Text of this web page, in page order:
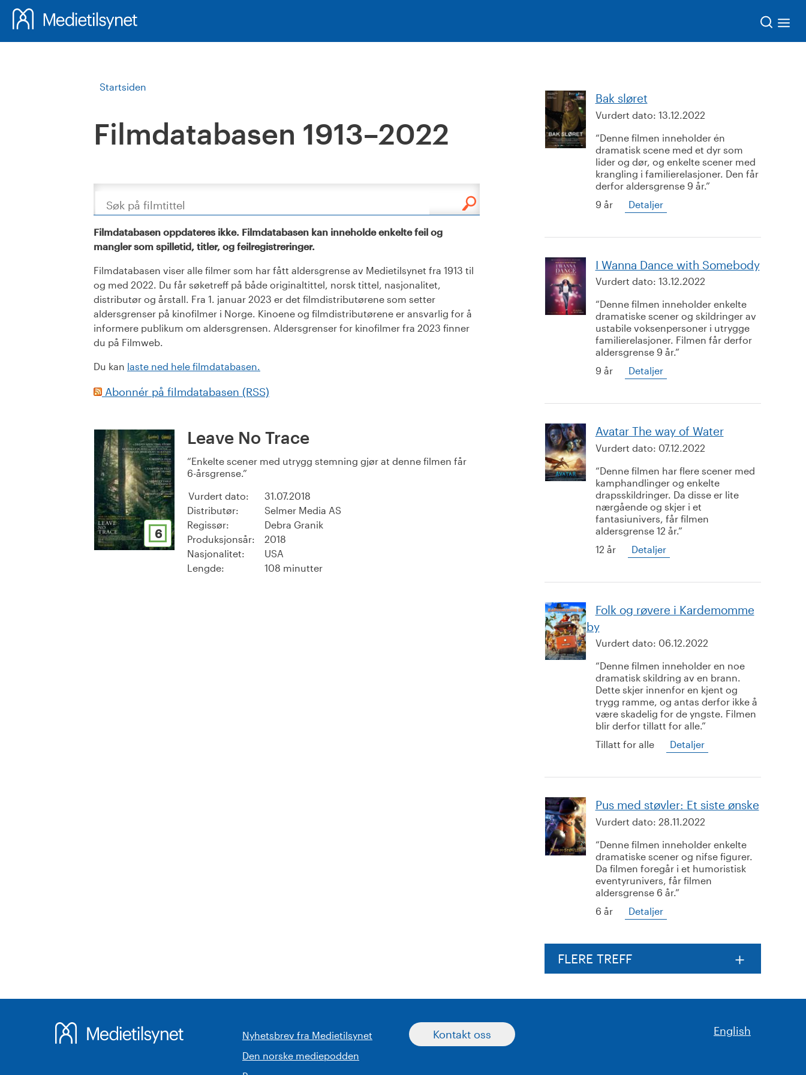
Startsiden
Filmdatabasen 1913–2022
Søk
Filmdatabasen oppdateres ikke. Filmdatabasen kan inneholde enkelte feil og
mangler som spilletid, titler, og feilregistreringer.
Filmdatabasen viser alle filmer som har fått aldersgrense av Medietilsynet fra 1913 til
og med 2022. Du får søketreff på både originaltittel, norsk tittel, nasjonalitet,
distributør og årstall. Fra 1. januar 2023 er det filmdistributørene som setter
aldersgrenser på kinofilmer i Norge. Kinoene og filmdistributørene er ansvarlig for å
informere publikum om aldersgrensen. Aldersgrenser for kinofilmer fra 2023 finner
du på Filmweb.
Du kan laste ned hele filmdatabasen.
Abonnér på filmdatabasen (RSS)
6
Leave No Trace
Enkelte scener med utrygg stemning gjør at denne filmen får
6-årsgrense.
Vurdert dato:
31.07.2018
Distributør:
Selmer Media AS
Regissør:
Debra Granik
Produksjonsår:
2018
Nasjonalitet:
USA
Lengde:
108 minutter
Bak sløret
Vurdert dato: 13.12.2022
Denne filmen inneholder én
dramatisk scene med et dyr som
lider og dør, og enkelte scener med
krangling i familierelasjoner. Den får
derfor aldersgrense 9 år.
9 år
Detaljer
I Wanna Dance with Somebody
Vurdert dato: 13.12.2022
Denne filmen inneholder enkelte
dramatiske scener og skildringer av
ustabile voksenpersoner i utrygge
familierelasjoner. Filmen får derfor
aldersgrense 9 år.
9 år
Detaljer
Avatar The way of Water
Vurdert dato: 07.12.2022
Denne filmen har flere scener med
kamphandlinger og enkelte
drapsskildringer. Da disse er lite
nærgående og skjer i et
fantasiunivers, får filmen
aldersgrense 12 år.
12 år
Detaljer
Folk og røvere i Kardemomme
by
Vurdert dato: 06.12.2022
Denne filmen inneholder en noe
dramatisk skildring av en brann.
Dette skjer innenfor en kjent og
trygg ramme, og antas derfor ikke å
være skadelig for de yngste. Filmen
blir derfor tillatt for alle.
Tillatt for alle
Detaljer
Pus med støvler: Et siste ønske
Vurdert dato: 28.11.2022
Denne filmen inneholder enkelte
dramatiske scener og nifse figurer.
Da filmen foregår i et humoristisk
eventyrunivers, får filmen
aldersgrense 6 år.
6 år
Detaljer
FLERE TREFF
Nyhetsbrev fra Medietilsynet
Den norske mediepodden
Kontakt oss English